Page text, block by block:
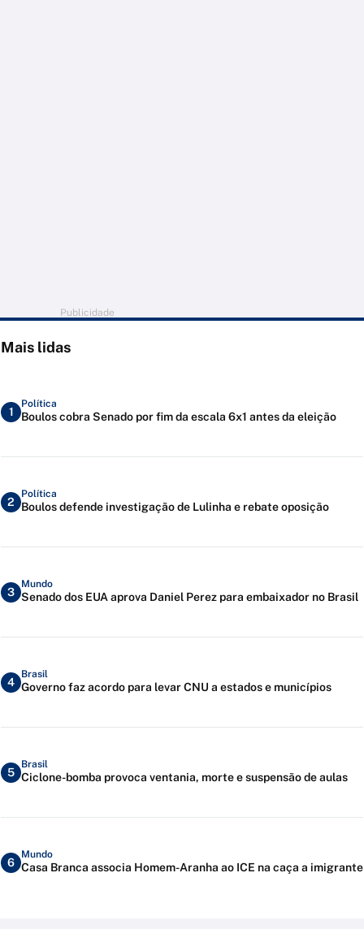
Publicidade
Mais lidas
1
Política
Boulos cobra Senado por fim da escala 6x1 antes da eleição
2
Política
Boulos defende investigação de Lulinha e rebate oposição
3
Mundo
Senado dos EUA aprova Daniel Perez para embaixador no Brasil
4
Brasil
Governo faz acordo para levar CNU a estados e municípios
5
Brasil
Ciclone-bomba provoca ventania, morte e suspensão de aulas
6
Mundo
Casa Branca associa Homem-Aranha ao ICE na caça a imigrante